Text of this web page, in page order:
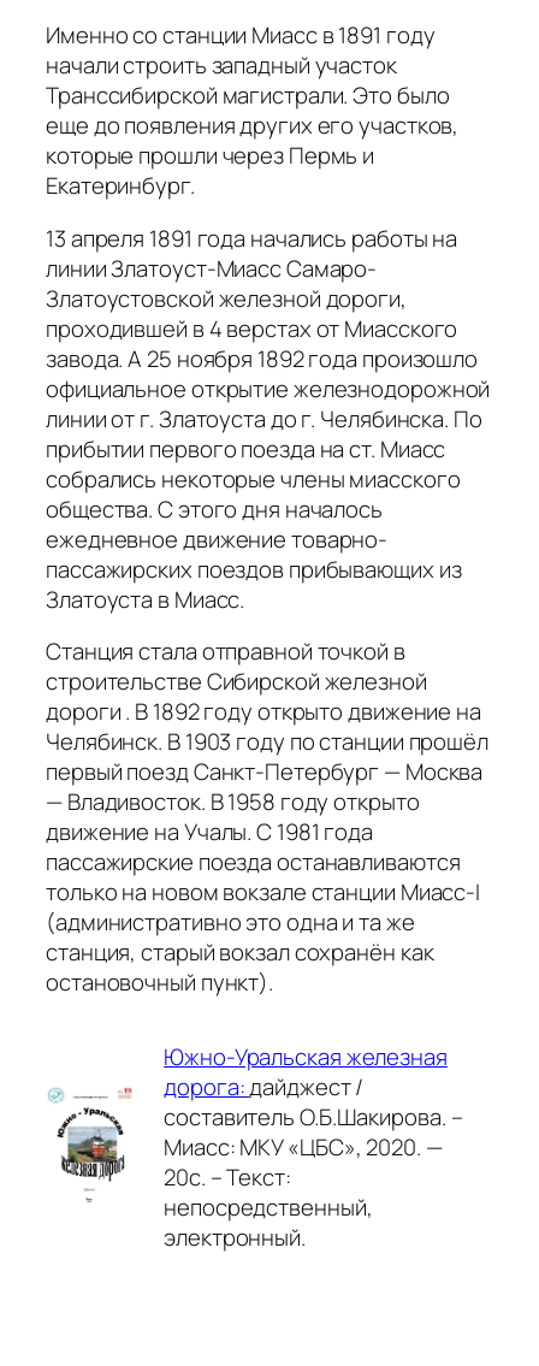
Именно со станции Миасс в 1891 году
начали строить западный участок
Транссибирской магистрали. Это было
еще до появления других его участков,
которые прошли через Пермь и
Екатеринбург.
13 апреля 1891 года начались работы на
линии Златоуст-Миасс Самаро-
Златоустовской железной дороги,
проходившей в 4 верстах от Миасского
завода. А 25 ноября 1892 года произошло
официальное открытие железнодорожной
линии от г. Златоуста до г. Челябинска. По
прибытии первого поезда на ст. Миасс
собрались некоторые члены миасского
общества. С этого дня началось
ежедневное движение товарно-
пассажирских поездов прибывающих из
Златоуста в Миасс.
Станция стала отправной точкой в
строительстве Сибирской железной
дороги . В 1892 году открыто движение на
Челябинск. В 1903 году по станции прошёл
первый поезд Санкт-Петербург — Москва
— Владивосток. В 1958 году открыто
движение на Учалы. С 1981 года
пассажирские поезда останавливаются
только на новом вокзале станции Миасс-I
(административно это одна и та же
станция, старый вокзал сохранён как
остановочный пункт).
Южно-Уральская железная
дорога:дайджест /
составитель О.Б.Шакирова. –
Миасс: МКУ «ЦБС», 2020. —
20с. – Текст:
непосредственный,
электронный.